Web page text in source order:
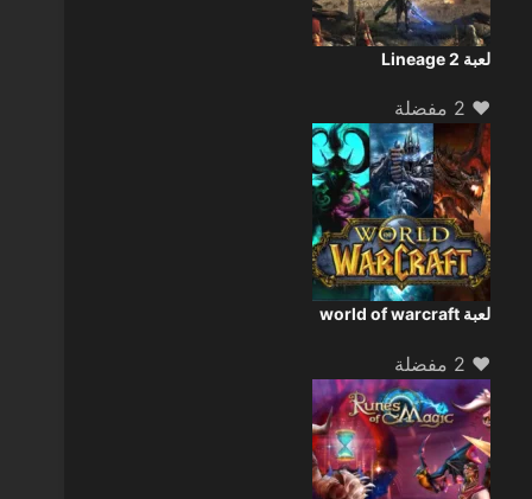
لعبة Lineage 2
❤️ 2 مفضلة
لعبة world of warcraft
❤️ 2 مفضلة